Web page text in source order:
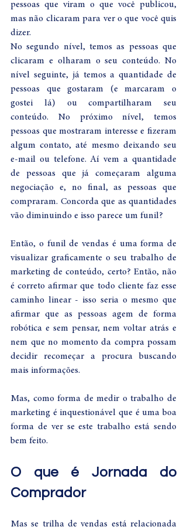
pessoas que viram o que você publicou,
mas não clicaram para ver o que você quis
dizer.
No segundo nível, temos as pessoas que
clicaram e olharam o seu conteúdo. No
nível seguinte, já temos a quantidade de
pessoas que gostaram (e marcaram o
gostei lá) ou compartilharam seu
conteúdo. No próximo nível, temos
pessoas que mostraram interesse e fizeram
algum contato, até mesmo deixando seu
e-mail ou telefone. Aí vem a quantidade
de pessoas que já começaram alguma
negociação e, no final, as pessoas que
compraram. Concorda que as quantidades
vão diminuindo e isso parece um funil?
Então, o funil de vendas é uma forma de
visualizar graficamente o seu trabalho de
marketing de conteúdo, certo? Então, não
é correto afirmar que todo cliente faz esse
caminho linear - isso seria o mesmo que
afirmar que as pessoas agem de forma
robótica e sem pensar, nem voltar atrás e
nem que no momento da compra possam
decidir recomeçar a procura buscando
mais informações.
Mas, como forma de medir o trabalho de
marketing é inquestionável que é uma boa
forma de ver se este trabalho está sendo
bem feito.
O que é Jornada do
Comprador
Mas se trilha de vendas está relacionada